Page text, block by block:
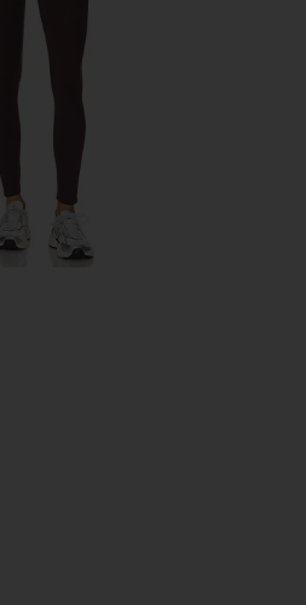
LEG SWEATPANT ワイドレッグスウェ